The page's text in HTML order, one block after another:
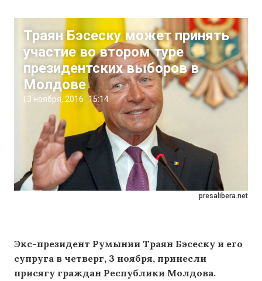
presalibera.net
Траян Бэсеску может принять
участие во втором туре
президентских выборов в
Молдове
3 ноября, 2016 15:14
Экс-президент Румынии Траян Бэсеску и его
супруга в четверг, 3 ноября, принесли
присягу граждан Республики Молдова.